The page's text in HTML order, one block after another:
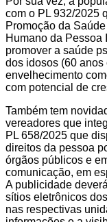
com o PL 932/2025
Promoção da
Humano da Pessoa
promover a saúde
dos idosos (60
envelhecimento
com potencial de
Também tem
vereadores que
PL 658/2025 que
direitos da pessoa
órgãos públicos e
comunicação, em
A publicidade
sítios eletrônicos
nas respectivas